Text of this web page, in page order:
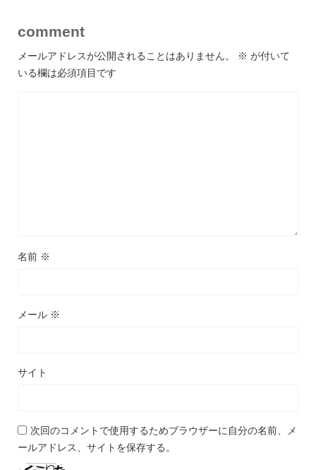
comment
メールアドレスが公開されることはありません。 ※ が付いて
いる欄は必須項目です
名前 ※
メール ※
サイト
次回のコメントで使用するためブラウザーに自分の名前、メ
ールアドレス、サイトを保存する。